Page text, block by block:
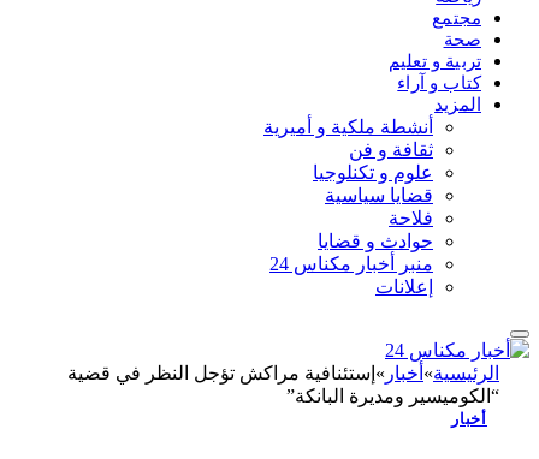
مجتمع
صحة
تربية و تعليم
كتاب و آراء
المزيد
أنشطة ملكية و أميرية
ثقافة و فن
علوم و تكنلوجيا
قضايا سياسية
فلاحة
حوادث و قضايا
منبر أخبار مكناس 24
إعلانات
الرئيسية» أخبار » إستئنافية مراكش تؤجل النظر في قضية
“الكوميسير ومديرة البانكة”
أخبار